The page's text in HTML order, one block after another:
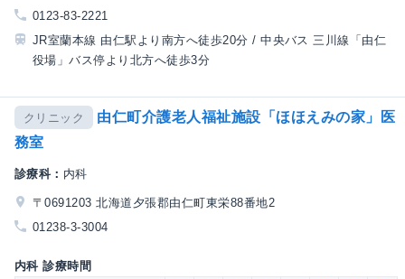
0123-83-2221
JR室蘭本線 由仁駅より南方へ徒歩20分 / 中央バス 三川線「由仁
役場」バス停より北方へ徒歩3分
クリニック
由仁町介護老人福祉施設「ほほえみの家」医
務室
診療科： 内科
〒0691203 北海道夕張郡由仁町東栄88番地2
01238-3-3004
内科 診療時間